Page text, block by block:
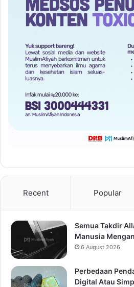
Recent Popular
Semua Takdir
Manusia
6 August 2026
Perbedaan
Digital Atau